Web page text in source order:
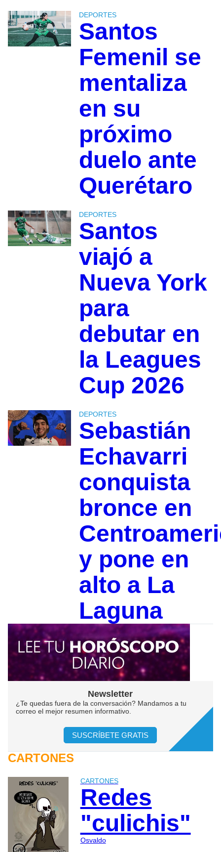
DEPORTES
Santos
Femenil se
mentaliza
en su
próximo
duelo ante
Querétaro
DEPORTES
Santos
viajó a
Nueva York
para
debutar en
la Leagues
Cup 2026
DEPORTES
Sebastián
Echavarri
conquista
bronce en
y pone en
alto a La
Laguna
Newsletter
¿Te quedas fuera de la conversación? Mandamos a tu
correo el mejor resumen informativo.
SUSCRÍBETE GRATIS
CARTONES
CARTONES
Redes
"culichis"
Osvaldo